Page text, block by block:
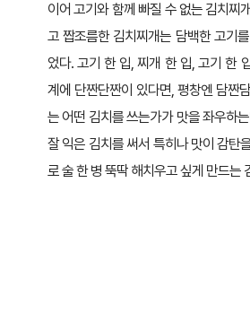
이어 고기와 함께 빠질 수 없는 김치찌
고 짭조름한 김치찌개는 담백한 고기
었다. 고기 한 입, 찌개 한 입, 고기 한
계에 단짠단짠이 있다면, 평창엔 담짠
는 어떤 김치를 쓰는가가 맛을 좌우하
잘 익은 김치를 써서 특히나 맛이 감탄
로 술 한 병 뚝딱 해치우고 싶게 만드는